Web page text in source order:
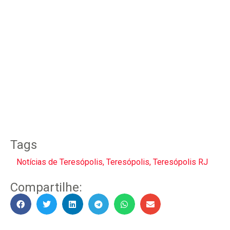
Tags
Notícias de Teresópolis, Teresópolis, Teresópolis RJ
Compartilhe: